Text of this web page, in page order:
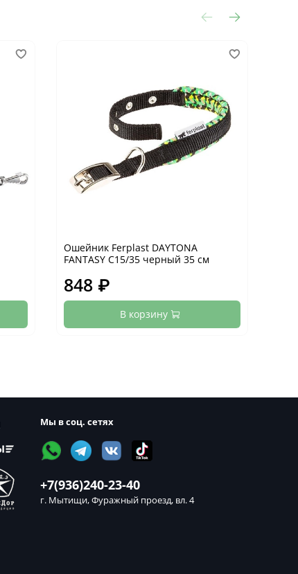
Ошейник Ferplast DAYTONA
FANTASY C15/35 черный 35 см
848 ₽
В корзину
Мы в соц. сетях
+7(936)240-23-40
г. Мытищи, Фуражный проезд, вл. 4